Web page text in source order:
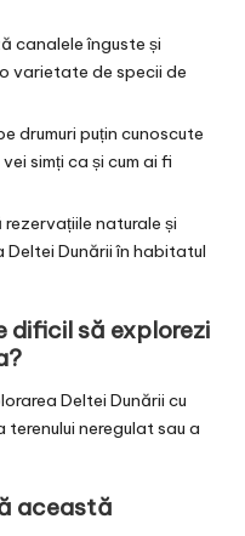
canalele înguste și
varietate de specii de
drumuri puțin cunoscute
simți ca și cum ai fi
naturale și
Dunării în habitatul
dificil să explorezi
Deltei Dunării cu
neregulat sau a
această